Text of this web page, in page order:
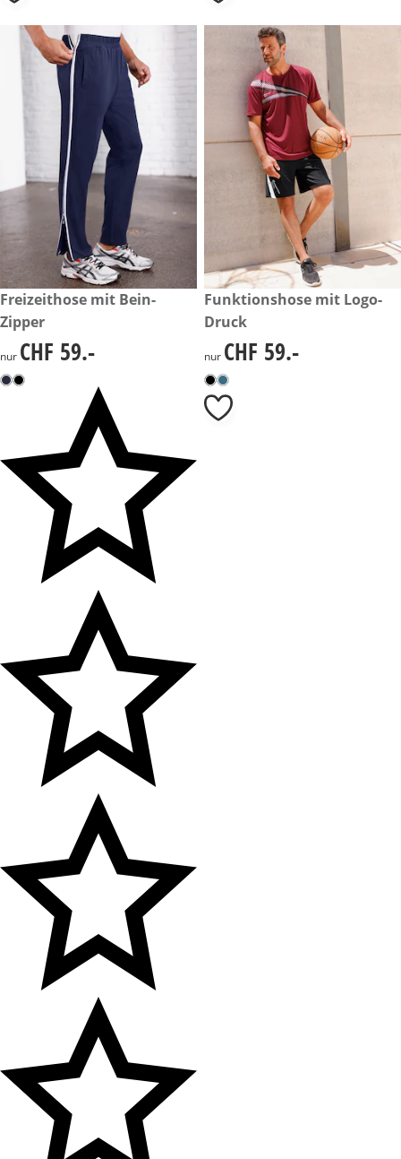
CHF 59.-
Freizeithose mit Bein-
Zipper
CHF 59.-
nur CHF 59.-
CHF 59.-
Funktionshose mit Logo-
Druck
CHF 59.-
nur CHF 59.-